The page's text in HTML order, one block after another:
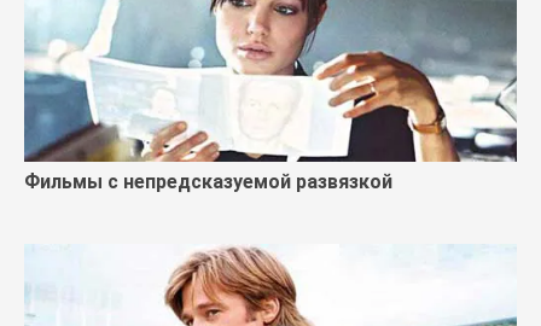
Фильмы с непредсказуемой развязкой